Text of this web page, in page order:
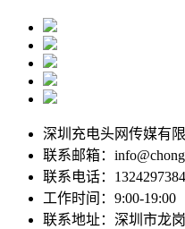
深圳充电头网传媒有
联系邮箱：
联系电话：
工作时间：9:00-19:00
联系地址：深圳市龙